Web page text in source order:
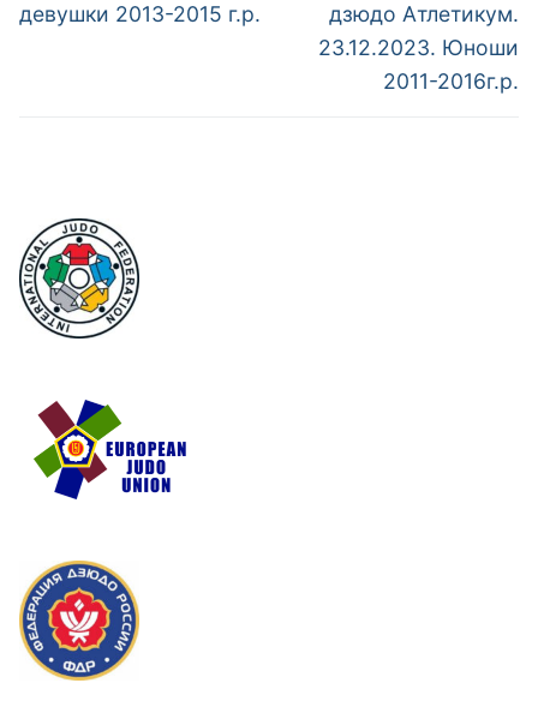
девушки 2013-2015 г.р.
дзюдо Атлетикум.
23.12.2023. Юноши
2011-2016г.р.